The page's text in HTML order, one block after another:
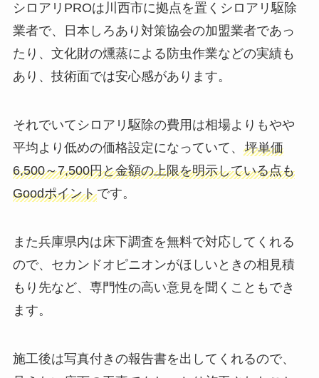
シロアリPROは川西市に拠点を置くシロアリ駆除
業者で、日本しろあり対策協会の加盟業者であっ
たり、文化財の燻蒸による防虫作業などの実績も
あり、技術面では安心感があります。
それでいてシロアリ駆除の費用は相場よりもやや
平均より低めの価格設定になっていて、 坪単価
6,500～7,500円と金額の上限を明示している点も
Goodポイントです。
また兵庫県内は床下調査を無料で対応してくれる
ので、セカンドオピニオンがほしいときの相見積
もり先など、専門性の高い意見を聞くこともでき
ます。
施工後は写真付きの報告書を出してくれるので、